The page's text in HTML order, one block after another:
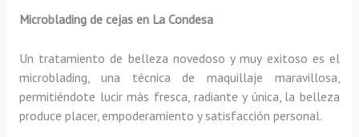
Microblading de cejas en La Condesa
Un tratamiento de belleza novedoso y muy exitoso es el
microblading, una técnica de maquillaje maravillosa,
permitiéndote lucir más fresca, radiante y única, la belleza
produce placer, empoderamiento y satisfacción personal.